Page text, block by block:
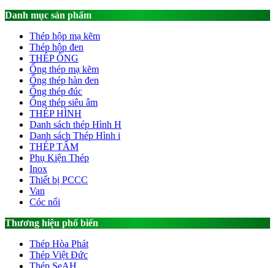
Danh mục sản phẩm
Thép hộp mạ kẽm
Thép hộp đen
THÉP ỐNG
Ống thép mạ kẽm
Ống thép hàn đen
Ống thép đúc
Ống thép siêu âm
THÉP HÌNH
Danh sách thép Hình H
Danh sách Thép Hình i
THÉP TẤM
Phụ Kiện Thép
Inox
Thiết bị PCCC
Van
Cóc nối
Thương hiệu phổ biến
Thép Hòa Phát
Thép Việt Đức
Thép SeAH